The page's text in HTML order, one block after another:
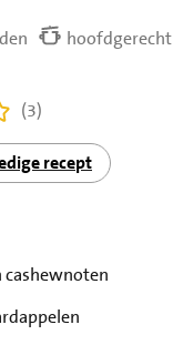
hoofdgerecht
(3)
recept
cashewnoten